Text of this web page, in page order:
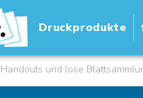
Druckprodukte
Handouts und lose